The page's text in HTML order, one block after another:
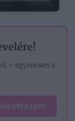
– egyenesen a